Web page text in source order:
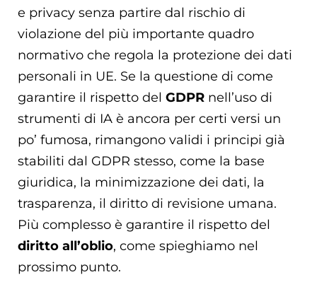
e privacy senza partire dal rischio di
violazione del più importante quadro
normativo che regola la protezione dei dati
personali in UE. Se la questione di come
garantire il rispetto del GDPR nell’uso di
strumenti di IA è ancora per certi versi un
po’ fumosa, rimangono validi i principi già
stabiliti dal GDPR stesso, come la base
giuridica, la minimizzazione dei dati, la
trasparenza, il diritto di revisione umana.
Più complesso è garantire il rispetto del
diritto all’oblio, come spieghiamo nel
prossimo punto.